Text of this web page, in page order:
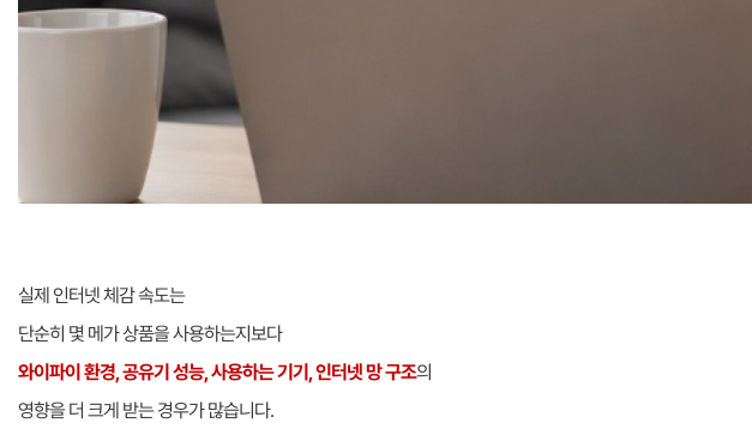
실제 인터넷 체감 속도는
단순히 몇 메가 상품을 사용하는지보다
와이파이 환경, 공유기 성능, 사용하는 기기, 인터넷 망 구조의
영향을 더 크게 받는 경우가 많습니다.